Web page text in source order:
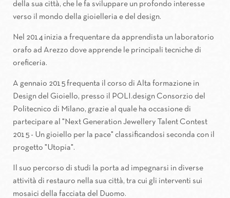
della sua città, che le fa sviluppare un profondo interesse
verso il mondo della gioielleria e del design.
Nel 2014 inizia a frequentare da apprendista un laboratorio
orafo ad Arezzo dove apprende le principali tecniche di
oreficeria.
A gennaio 2015 frequenta il corso di Alta formazione in
Design del Gioiello, presso il POLI.design Consorzio del
Politecnico di Milano, grazie al quale ha occasione di
partecipare al "Next Generation Jewellery Talent Contest
2015 - Un gioiello per la pace" classificandosi seconda con il
progetto "Utopia".
Il suo percorso di studi la porta ad impegnarsi in diverse
attività di restauro nella sua città, tra cui gli interventi sui
mosaici della facciata del Duomo.